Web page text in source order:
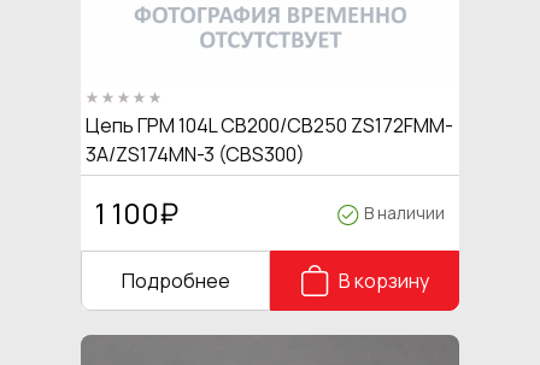
Цепь ГРМ 104L CB200/CB250 ZS172FMM-
3A/ZS174MN-3 (CBS300)
1 100₽ В наличии
Подробнее В корзину